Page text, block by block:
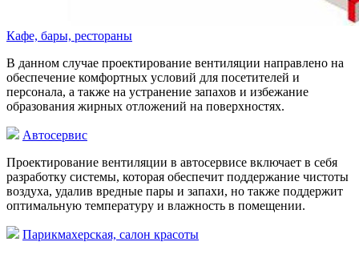
Кафе, бары, рестораны
В данном случае проектирование вентиляции направлено на
обеспечение комфортных условий для посетителей и
персонала, а также на устранение запахов и избежание
образования жирных отложений на поверхностях.
Автосервис
Проектирование вентиляции в автосервисе включает в себя
разработку системы, которая обеспечит поддержание чистоты
воздуха, удалив вредные пары и запахи, но также поддержит
оптимальную температуру и влажность в помещении.
Парикмахерская, салон красоты